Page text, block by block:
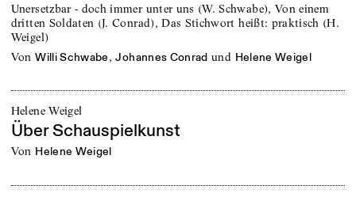
Unersetzbar - doch immer unter uns (W. Schwabe), Von einem
dritten Soldaten (J. Conrad), Das Stichwort heißt: praktisch (H.
Weigel)
von Willi Schwabe,Johannes Conrad und Helene Weigel
Helene Weigel
Über Schauspielkunst
von Helene Weigel